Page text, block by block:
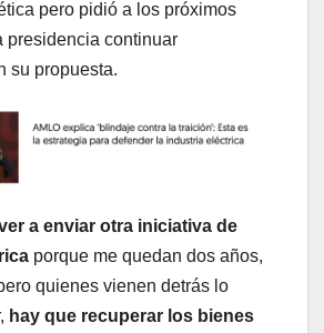
pero pidió a los próximos
presidencia continuar
su propuesta.
a enviar otra iniciativa de
porque me quedan dos años,
quienes vienen detrás lo
hay que recuperar los bienes